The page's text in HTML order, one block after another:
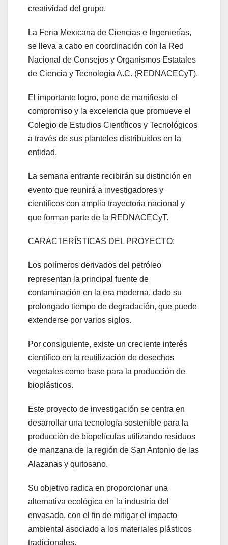
creatividad del grupo.
La Feria Mexicana de Ciencias e Ingenierías,
se lleva a cabo en coordinación con la Red
Nacional de Consejos y Organismos Estatales
de Ciencia y Tecnología A.C. (REDNACECyT).
El importante logro, pone de manifiesto el
compromiso y la excelencia que promueve el
Colegio de Estudios Científicos y Tecnológicos
a través de sus planteles distribuidos en la
entidad.
La semana entrante recibirán su distinción en
evento que reunirá a investigadores y
científicos con amplia trayectoria nacional y
que forman parte de la REDNACECyT.
CARACTERÍSTICAS DEL PROYECTO:
Los polímeros derivados del petróleo
representan la principal fuente de
contaminación en la era moderna, dado su
prolongado tiempo de degradación, que puede
extenderse por varios siglos.
Por consiguiente, existe un creciente interés
científico en la reutilización de desechos
vegetales como base para la producción de
bioplásticos.
Este proyecto de investigación se centra en
desarrollar una tecnología sostenible para la
producción de biopelículas utilizando residuos
de manzana de la región de San Antonio de las
Alazanas y quitosano.
Su objetivo radica en proporcionar una
alternativa ecológica en la industria del
envasado, con el fin de mitigar el impacto
ambiental asociado a los materiales plásticos
tradicionales.